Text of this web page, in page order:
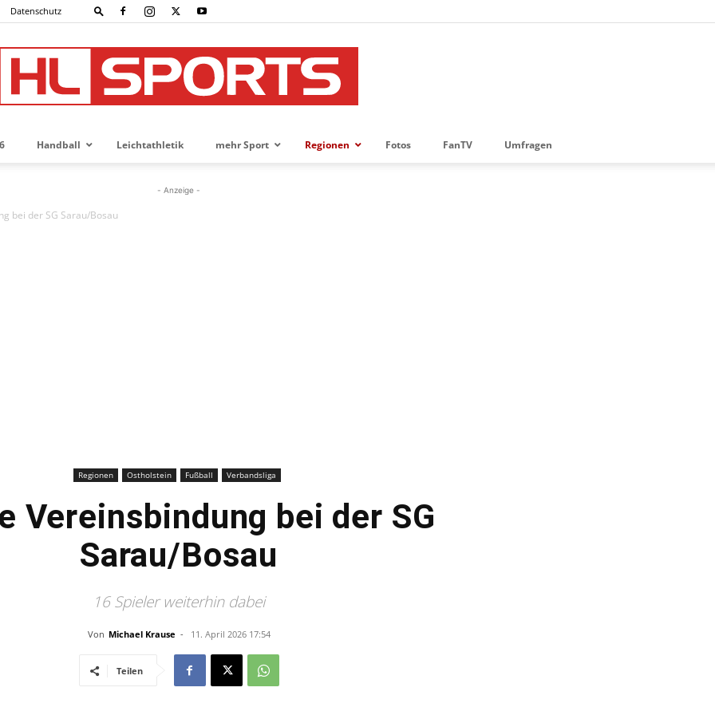
Datenschutz
Sport-
für
Handball Leichtathletik mehr Sport Regionen Fotos FanTV Umfragen
- Anzeige -
bei der SG Sarau/Bosau
Regionen Ostholstein Fußball Verbandsliga
Vereinsbindung bei der SG
Sarau/Bosau
16 Spieler weiterhin dabei
Von Michael Krause - 11. April 2026 17:54
Teilen